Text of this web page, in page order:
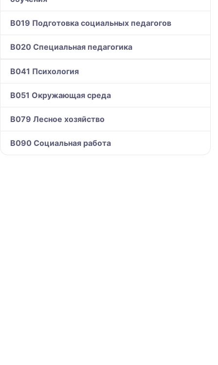
B019 Подготовка cоциальных педагогов
B020 Специальная педагогика
B041 Психология
B051 Окружающая среда
B079 Лесное хозяйство
B090 Социальная работа